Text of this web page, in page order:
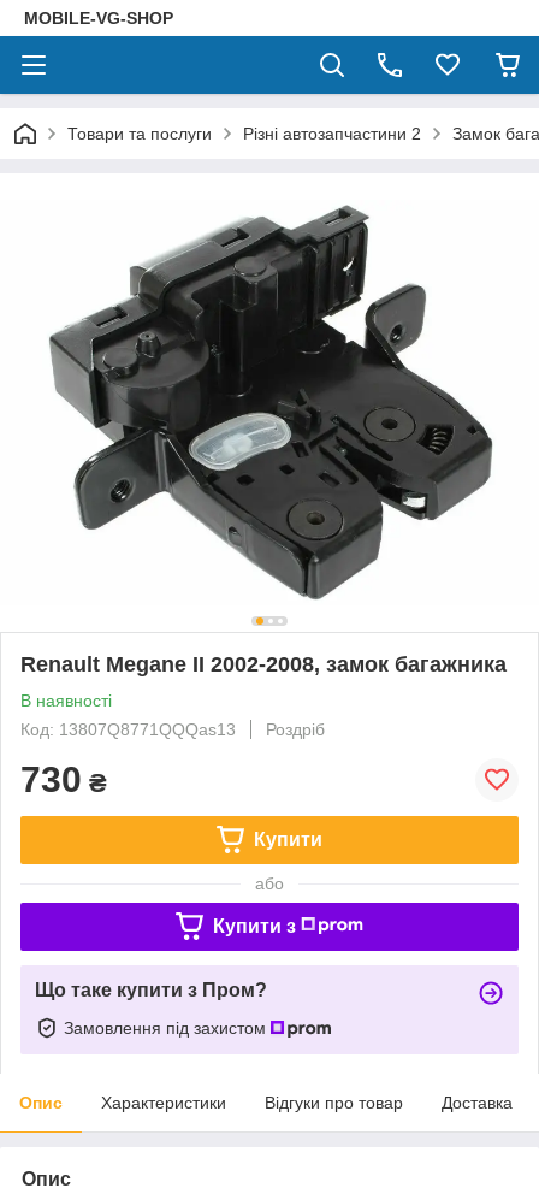
MOBILE-VG-SHOP
Товари та послуги Різні автозапчастини 2 Замок
Renault Megane II 2002-2008, замок багажника
В наявності
Код: 13807Q8771QQQas13
Роздріб
730 ₴
Купити
або
Купити з
Що таке купити з Пром?
Замовлення під захистом
Опис Характеристики Відгуки про товар Доставка
Опис